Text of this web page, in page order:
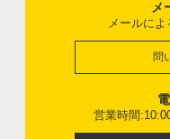
メ
メールに
問
営業時間